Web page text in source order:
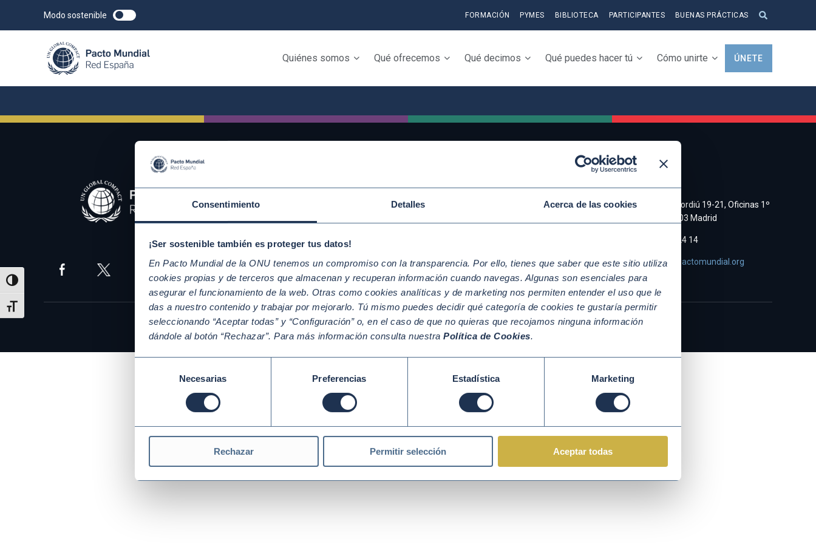
Consentimiento Detalles Acerca de las cookies
¡Ser sostenible también es proteger tus datos!
En Pacto Mundial de la ONU tenemos un compromiso con la transparencia. Por ello, tienes que saber que este sitio utiliza
cookies propias y de terceros que almacenan y recuperan información cuando navegas. Algunas son esenciales para
asegurar el funcionamiento de la web. Otras como cookies analíticas y de marketing nos permiten entender el uso que le
das a nuestro contenido y trabajar por mejorarlo. Tú mismo puedes decidir qué categoría de cookies te gustaría permitir
seleccionando “Aceptar todas” y “Configuración” o, en el caso de que no quieras que recojamos ninguna información
dándole al botón “Rechazar”. Para más información consulta nuestra Política de Cookies.
consentimiento
Necesarias Preferencias Estadística Marketing
Rechazar Permitir selección Aceptar todas
Alternar alto contraste
Alternar tamaño de letra
Modo sostenible FORMACIÓN PYMES BIBLIOTECA PARTICIPANTES BUENAS PRÁCTICAS
Quiénes somos Qué ofrecemos Qué decimos Qué puedes hacer tú Cómo unirte ÚNETE
Diez Principios del Pacto Mundial
Sostenible
Nuestros participantes
Progreso
C/ Cristobal Bordiú 19-21, Oficinas 1º
Derecha, 28003 Madrid
(+34)91 745 24 14
asociacion@pactomundial.org
Política de Cookies Política de Privacidad Aviso legal